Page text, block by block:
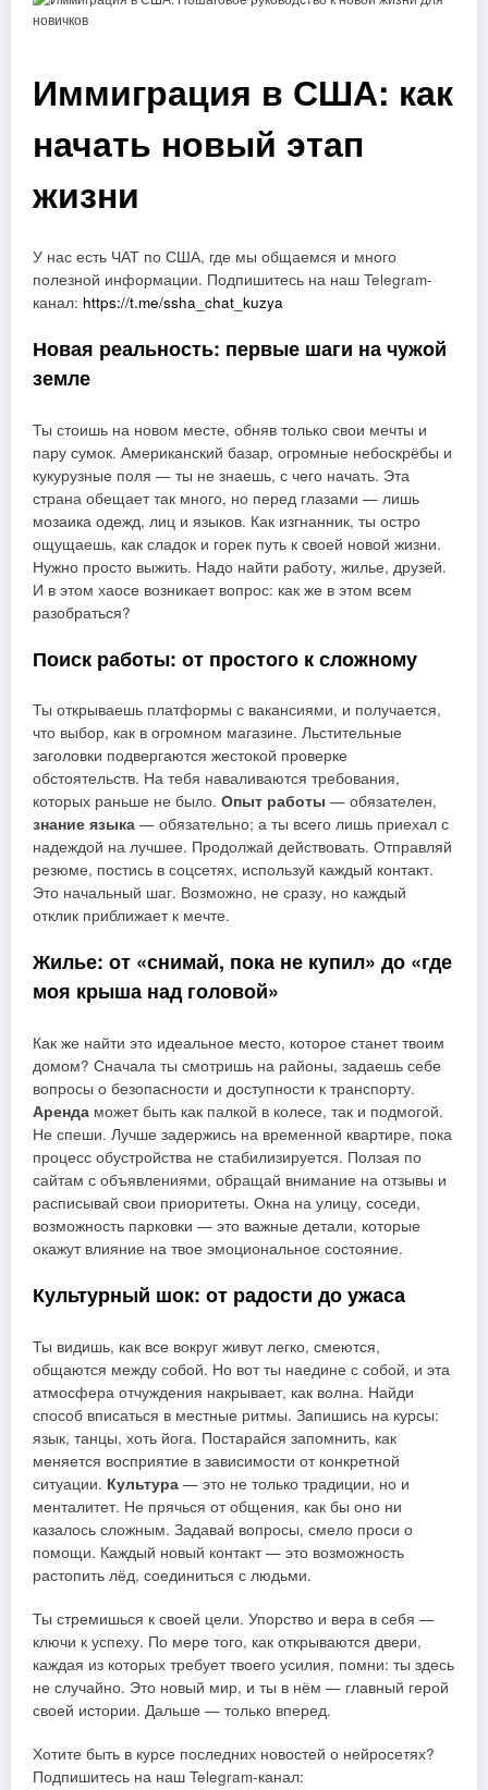
Иммиграция в США: как
начать новый этап
жизни
У нас есть ЧАТ по США, где мы общаемся и много
полезной информации. Подпишитесь на наш Telegram-
канал: https://t.me/ssha_chat_kuzya
Новая реальность: первые шаги на чужой
земле
Ты стоишь на новом месте, обняв только свои мечты и
пару сумок. Американский базар, огромные небоскрёбы и
кукурузные поля — ты не знаешь, с чего начать. Эта
страна обещает так много, но перед глазами — лишь
мозаика одежд, лиц и языков. Как изгнанник, ты остро
ощущаешь, как сладок и горек путь к своей новой жизни.
Нужно просто выжить. Надо найти работу, жилье, друзей.
И в этом хаосе возникает вопрос: как же в этом всем
разобраться?
Поиск работы: от простого к сложному
Ты открываешь платформы с вакансиями, и получается,
что выбор, как в огромном магазине. Льстительные
заголовки подвергаются жестокой проверке
обстоятельств. На тебя наваливаются требования,
которых раньше не было. Опыт работы — обязателен,
знание языка — обязательно; а ты всего лишь приехал с
надеждой на лучшее. Продолжай действовать. Отправляй
резюме, постись в соцсетях, используй каждый контакт.
Это начальный шаг. Возможно, не сразу, но каждый
отклик приближает к мечте.
Жилье: от «снимай, пока не купил» до «где
моя крыша над головой»
Как же найти это идеальное место, которое станет твоим
домом? Сначала ты смотришь на районы, задаешь себе
вопросы о безопасности и доступности к транспорту.
Аренда может быть как палкой в колесе, так и подмогой.
Не спеши. Лучше задержись на временной квартире, пока
процесс обустройства не стабилизируется. Ползая по
сайтам с объявлениями, обращай внимание на отзывы и
расписывай свои приоритеты. Окна на улицу, соседи,
возможность парковки — это важные детали, которые
окажут влияние на твое эмоциональное состояние.
Культурный шок: от радости до ужаса
Ты видишь, как все вокруг живут легко, смеются,
общаются между собой. Но вот ты наедине с собой, и эта
атмосфера отчуждения накрывает, как волна. Найди
способ вписаться в местные ритмы. Запишись на курсы:
язык, танцы, хоть йога. Постарайся запомнить, как
меняется восприятие в зависимости от конкретной
ситуации. Культура — это не только традиции, но и
менталитет. Не прячься от общения, как бы оно ни
казалось сложным. Задавай вопросы, смело проси о
помощи. Каждый новый контакт — это возможность
растопить лёд, соединиться с людьми.
Ты стремишься к своей цели. Упорство и вера в себя —
ключи к успеху. По мере того, как открываются двери,
каждая из которых требует твоего усилия, помни: ты здесь
не случайно. Это новый мир, и ты в нём — главный герой
своей истории. Дальше — только вперед.
Хотите быть в курсе последних новостей о нейросетях?
Подпишитесь на наш Telegram-канал: